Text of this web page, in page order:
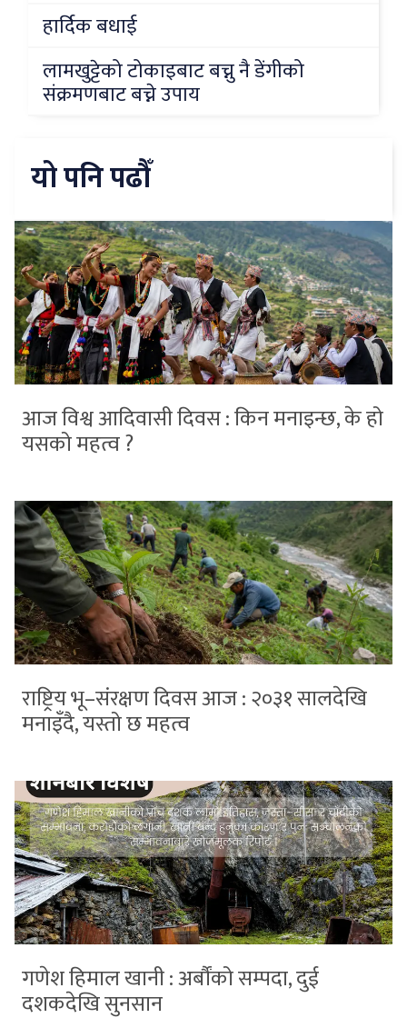
हार्दिक बधाई
लामखुट्टेको टोकाइबाट बच्नु नै डेंगीको
संक्रमणबाट बच्ने उपाय
यो पनि पढौँ
आज विश्व आदिवासी दिवस : किन मनाइन्छ, के हो
यसको महत्व ?
राष्ट्रिय भू–संरक्षण दिवस आज : २०३१ सालदेखि
मनाइँदै, यस्तो छ महत्व
गणेश हिमाल खानी : अर्बौंको सम्पदा, दुई
दशकदेखि सुनसान